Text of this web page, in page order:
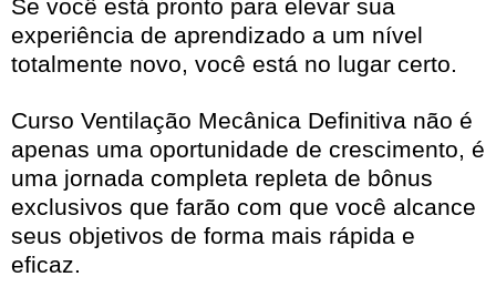
Se você está pronto para elevar sua
experiência de aprendizado a um nível
totalmente novo, você está no lugar certo.
Curso Ventilação Mecânica Definitiva não é
apenas uma oportunidade de crescimento, é
uma jornada completa repleta de bônus
exclusivos que farão com que você alcance
seus objetivos de forma mais rápida e
eficaz.